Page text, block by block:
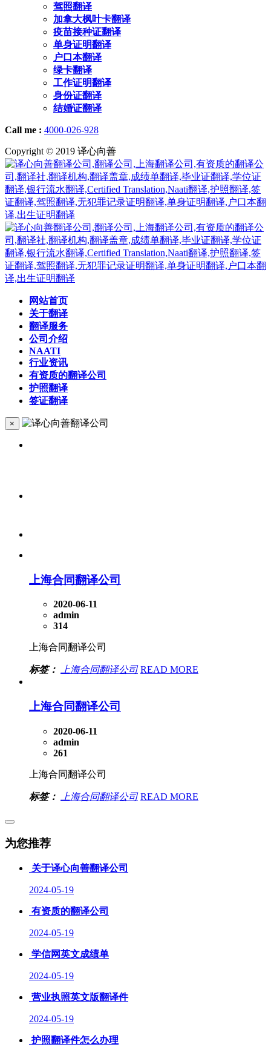
驾照翻译
加拿大枫叶卡翻译
疫苗接种证翻译
单身证明翻译
户口本翻译
绿卡翻译
工作证明翻译
身份证翻译
结婚证翻译
Call me : 4000-026-928
Copyright © 2019 译心向善
网站首页
关于翻译
翻译服务
公司介绍
NAATI
行业资讯
有资质的翻译公司
护照翻译
签证翻译
×
上海合同翻译公司
2020-06-11
admin
314
上海合同翻译公司
标签： 上海合同翻译公司 READ MORE
上海合同翻译公司
2020-06-11
admin
261
上海合同翻译公司
标签： 上海合同翻译公司 READ MORE
为您推荐
关于译心向善翻译公司
2024-05-19
有资质的翻译公司
2024-05-19
学信网英文成绩单
2024-05-19
营业执照英文版翻译件
2024-05-19
护照翻译件怎么办理